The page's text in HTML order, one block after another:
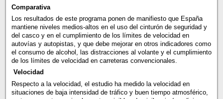
Comparativa
Los resultados de este programa ponen de manifiesto que España
mantiene niveles medios-altos en el uso del cinturón de seguridad y
del casco y en el cumplimiento de los límites de velocidad en
autovías y autopistas, y que debe mejorar en otros indicadores como
el consumo de alcohol, las distracciones al volante y el cumplimiento
de los límites de velocidad en carreteras convencionales.
Velocidad
Respecto a la velocidad, el estudio ha medido la velocidad en
situaciones de baja intensidad de tráfico y buen tiempo atmosférico,